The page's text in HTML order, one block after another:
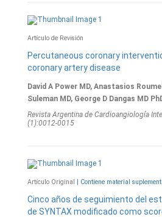
Artículo de Revisión
Percutaneous coronary
coronary artery disease
David A Power MD, Anastasios
Suleman MD, George D Dangas MD
Revista Argentina de Cardioangiologí­a
(1):0012-0015
Artículo Original | Contiene material
Cinco años de seguimiento del
de SYNTAX modificado como